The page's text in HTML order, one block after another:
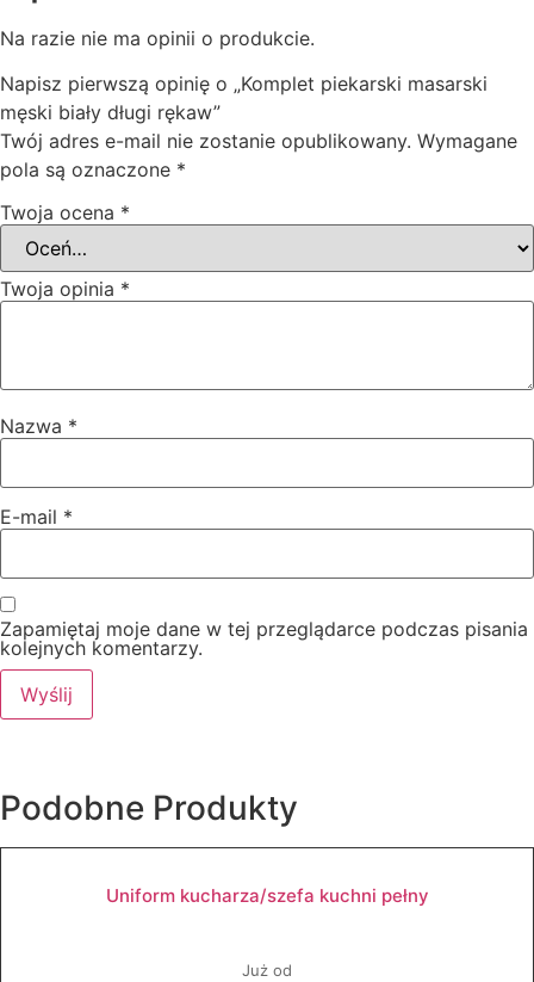
Na razie nie ma opinii o produkcie.
Napisz pierwszą opinię o „Komplet piekarski masarski
męski biały długi rękaw”
Twój adres e-mail nie zostanie opublikowany. Wymagane
pola są oznaczone *
Twoja ocena *
Twoja opinia *
Nazwa *
E-mail *
Zapamiętaj moje dane w tej przeglądarce podczas pisania
kolejnych komentarzy.
Podobne Produkty
Uniform kucharza/szefa kuchni pełny
Już od